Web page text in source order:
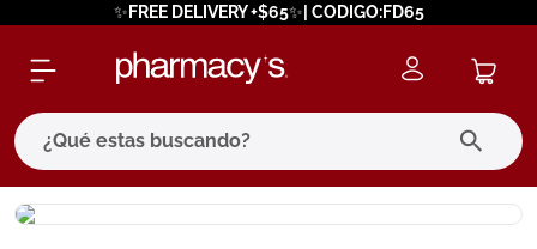
✨FREE DELIVERY +$65✨| CODIGO:FD65
¿Qué estas buscando?
términos más buscados